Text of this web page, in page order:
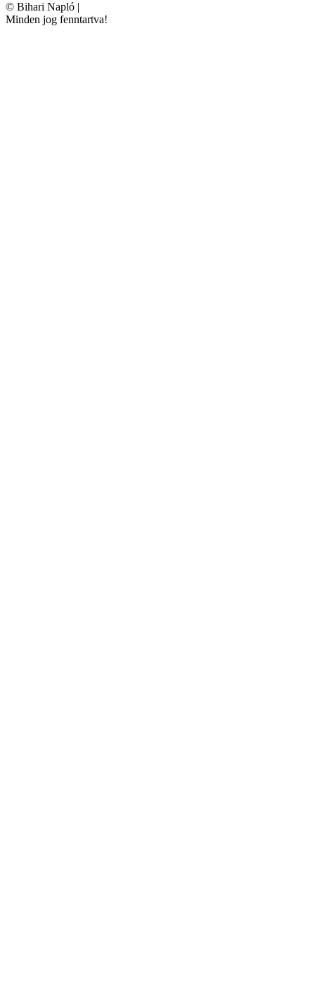
© Bihari Napló |
Minden jog fenntartva!